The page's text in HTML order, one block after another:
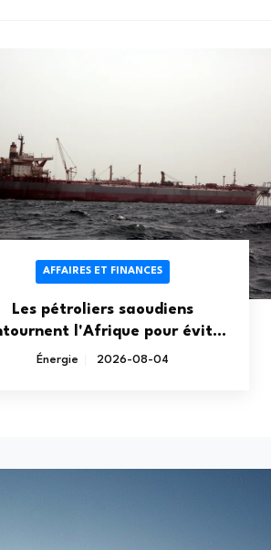
AFFAIRES ET FINANCES
Les pétroliers saoudiens
l'Afrique pour éviter
blocus houthi en mer Rouge
Énergie 2026-08-04